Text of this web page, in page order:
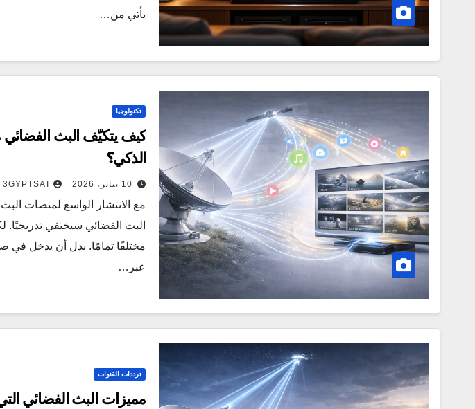
يأتي من…
تكنولوجيا
كيف يتكيّف البث
الذكي؟
10 يناير، 2026 3GYPTSAT
مع الانتشار الواسع لمنصات
البث الفضائي سيختفي
مختلفًا تمامًا. بدل أن يدخل في
عبر…
ترددات القنوات
مميزات البث الفضائي